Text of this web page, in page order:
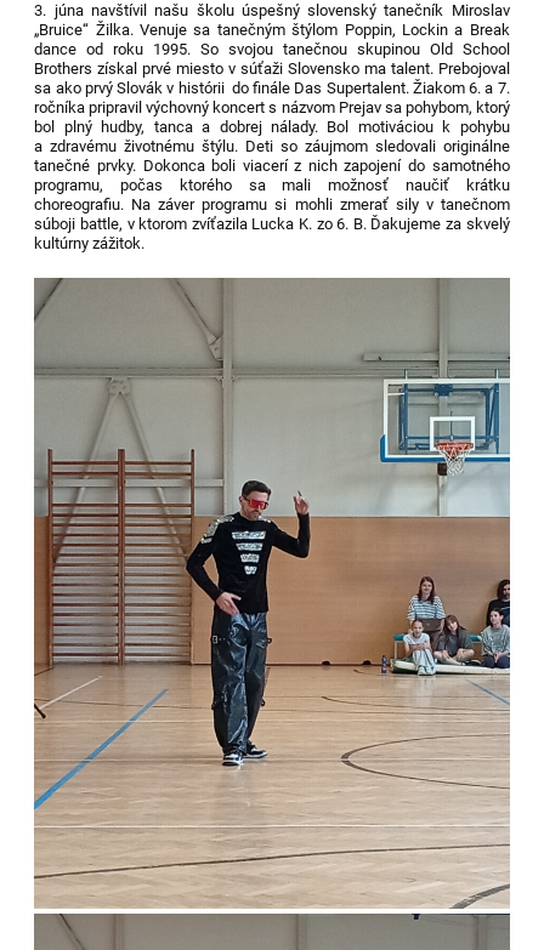
3. júna navštívil našu školu úspešný slovenský tanečník Miroslav
„Bruice“ Žilka. Venuje sa tanečným štýlom Poppin, Lockin a Break
dance od roku 1995. So svojou tanečnou skupinou Old School
Brothers získal prvé miesto v súťaži Slovensko ma talent. Prebojoval
sa ako prvý Slovák v histórii do finále Das Supertalent. Žiakom 6. a 7.
ročníka pripravil výchovný koncert s názvom Prejav sa pohybom, ktorý
bol plný hudby, tanca a dobrej nálady. Bol motiváciou k pohybu
a zdravému životnému štýlu. Deti so záujmom sledovali originálne
tanečné prvky. Dokonca boli viacerí z nich zapojení do samotného
programu, počas ktorého sa mali možnosť naučiť krátku
choreografiu. Na záver programu si mohli zmerať sily v tanečnom
súboji battle, v ktorom zvíťazila Lucka K. zo 6. B. Ďakujeme za skvelý
kultúrny zážitok.